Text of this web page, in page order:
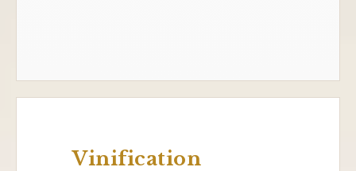
Vinification